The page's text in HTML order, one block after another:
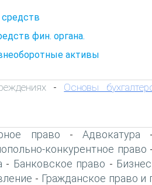
средств
фин. органа.
активы
- Основы
право - Адвокатура
конкурентное право -
- Банковское право - Бизнес
- Гражданское право и